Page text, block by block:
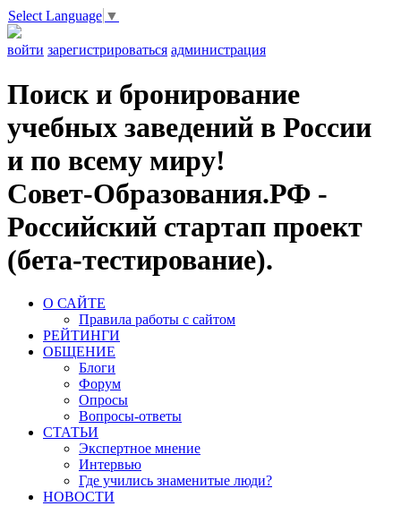
Select Language ▼
войти зарегистрироваться администрация
Поиск и бронирование
учебных заведений в России
и по всему миру!
Совет-Образования.РФ -
Российский стартап проект
(бета-тестирование).
О САЙТЕ
Правила работы с сайтом
РЕЙТИНГИ
ОБЩЕНИЕ
Блоги
Форум
Опросы
Вопросы-ответы
СТАТЬИ
Экспертное мнение
Интервью
Где учились знаменитые люди?
НОВОСТИ